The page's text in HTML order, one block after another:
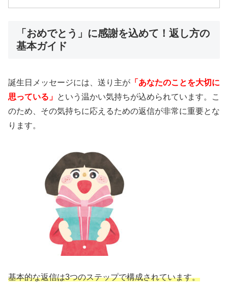
「おめでとう」に感謝を込めて！返し方の
基本ガイド
誕生日メッセージには、送り主が 「あなたのことを大切に
思っている」 という温かい気持ちが込められています。こ
のため、その気持ちに応えるための返信が非常に重要とな
ります。
基本的な返信は3つのステップで構成されています。